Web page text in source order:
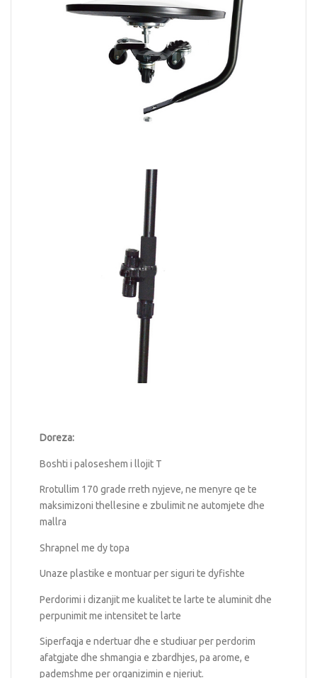
Doreza:
Boshti i paloseshem i llojit T
Rrotullim 170 grade rreth nyjeve, ne menyre qe te
maksimizoni thellesine e zbulimit ne automjete dhe
mallra
Shrapnel me dy topa
Unaze plastike e montuar per siguri te dyfishte
Perdorimi i dizanjit me kualitet te larte te aluminit dhe
perpunimit me intensitet te larte
Siperfaqja e ndertuar dhe e studiuar per perdorim
afatgjate dhe shmangia e zbardhjes, pa arome, e
pademshme per organizimin e njeriut.